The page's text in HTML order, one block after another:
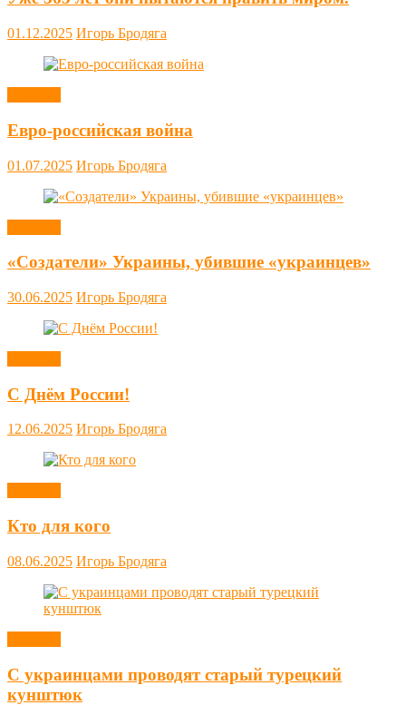
01.12.2025 Игорь Бродяга
Евро-российская война
01.07.2025 Игорь Бродяга
«Создатели» Украины, убившие «украинцев»
30.06.2025 Игорь Бродяга
С Днём России!
12.06.2025 Игорь Бродяга
Кто для кого
08.06.2025 Игорь Бродяга
С украинцами проводят старый турецкий
кунштюк